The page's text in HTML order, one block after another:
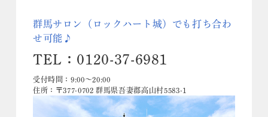
群馬サロン（ロックハート城）でも打ち合わ
せ可能♪
TEL：0120-37-6981
受付時間：9:00～20:00
住所：〒377-0702 群馬県吾妻郡高山村5583-1